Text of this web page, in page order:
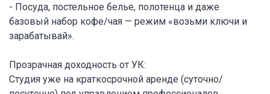
- Посуда, постельное белье, полотенца и даже
базовый набор кофе/чая — режим «возьми ключи и
зарабатывай».
Прозрачная доходность от УК:
Студия уже на краткосрочной аренде (суточно/